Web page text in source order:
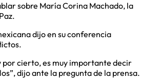
sobre María Corina Machado, la
dijo en su conferencia
por cierto, es muy importante decir
dijo ante la pregunta de la prensa.